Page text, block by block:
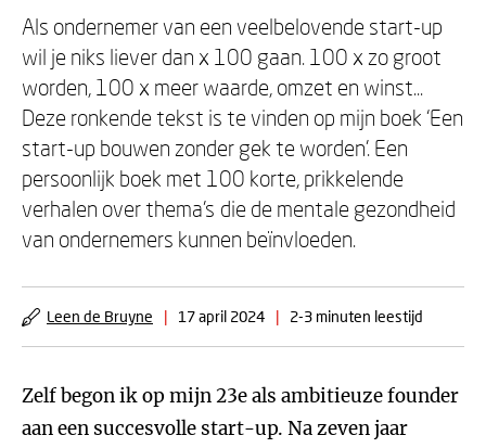
Als ondernemer van een veelbelovende start-up
wil je niks liever dan x 100 gaan. 100 x zo groot
worden, 100 x meer waarde, omzet en winst...
Deze ronkende tekst is te vinden op mijn boek ‘Een
start-up bouwen zonder gek te worden’. Een
persoonlijk boek met 100 korte, prikkelende
verhalen over thema’s die de mentale gezondheid
van ondernemers kunnen beïnvloeden.
Leen de Bruyne | 17 april 2024 | 2-3 minuten leestijd
Zelf begon ik op mijn 23e als ambitieuze founder
aan een succesvolle start-up. Na zeven jaar